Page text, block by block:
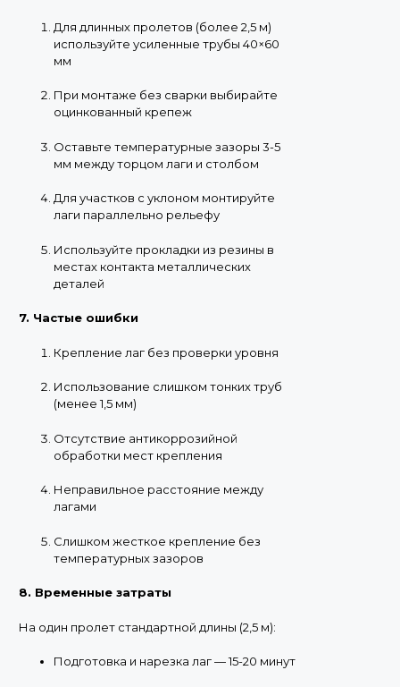
Для длинных пролетов (более 2,5 м)
используйте усиленные трубы 40×60
мм
При монтаже без сварки выбирайте
оцинкованный крепеж
Оставьте температурные зазоры 3-5
мм между торцом лаги и столбом
Для участков с уклоном монтируйте
лаги параллельно рельефу
Используйте прокладки из резины в
местах контакта металлических
деталей
7. Частые ошибки
Крепление лаг без проверки уровня
Использование слишком тонких труб
(менее 1,5 мм)
Отсутствие антикоррозийной
обработки мест крепления
Неправильное расстояние между
лагами
Слишком жесткое крепление без
температурных зазоров
8. Временные затраты
На один пролет стандартной длины (2,5 м):
Подготовка и нарезка лаг — 15-20 минут